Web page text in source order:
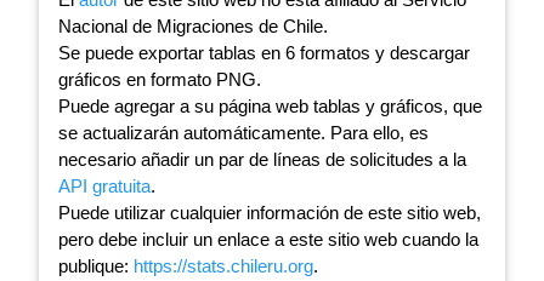
Nacional de Migraciones de Chile.
Se puede exportar tablas en 6 formatos y descargar
gráficos en formato PNG.
Puede agregar a su página web tablas y gráficos, que
se actualizarán automáticamente. Para ello, es
necesario añadir un par de líneas de solicitudes a la
API gratuita.
Puede utilizar cualquier información de este sitio web,
pero debe incluir un enlace a este sitio web cuando la
publique: https://stats.chileru.org.